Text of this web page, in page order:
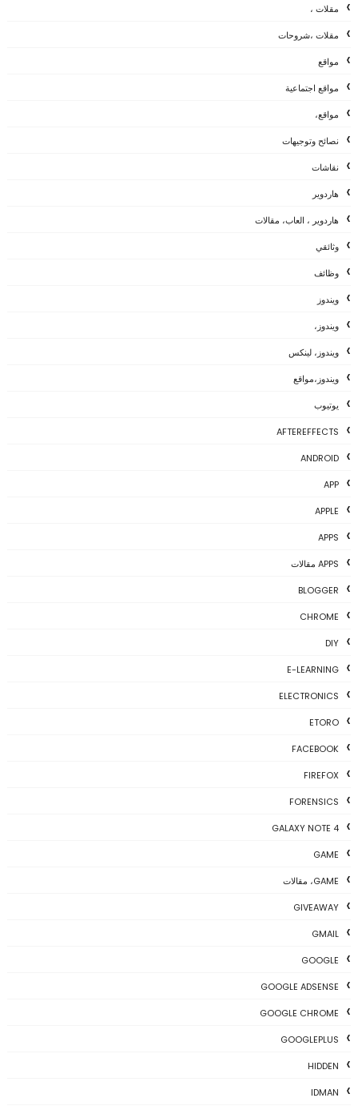
مقلات ،
مقلات ،شروحات
مواقع
مواقع اجتماعية
مواقع،
نصائح وتوجيهات
نقاشات
هاردوير
هاردوير ، العاب، مقالات
وثائقي
وظائف
ويندوز
ويندوز،
ويندوز، لينكس
ويندوز،مواقع
يوتيوب
AFTEREFFECTS
ANDROID
APP
APPLE
APPS
APPS مقالات
BLOGGER
CHROME
DIY
E-LEARNING
ELECTRONICS
ETORO
FACEBOOK
FIREFOX
FORENSICS
GALAXY NOTE 4
GAME
GAME، مقالات
GIVEAWAY
GMAIL
GOOGLE
GOOGLE ADSENSE
GOOGLE CHROME
GOOGLEPLUS
HIDDEN
IDMAN